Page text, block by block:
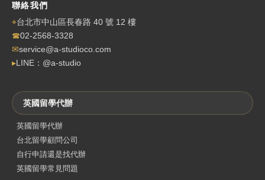
聯絡我們
⌖台北市中山區長春路 40 號 12 樓
☎02-2568-3328
✉service@a-studioco.com
▸LINE：@a-studio
英國留學代辦
英國留學代辦
台北留學顧問公司
自行申請還是找代辦
英國留學常見問題